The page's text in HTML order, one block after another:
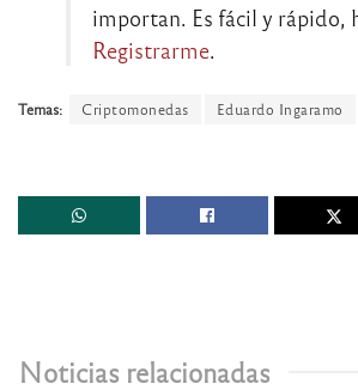
importan. Es fácil y rápido,
Registrarme.
Temas: Criptomonedas Eduardo Ingaramo
Noticias relacionadas